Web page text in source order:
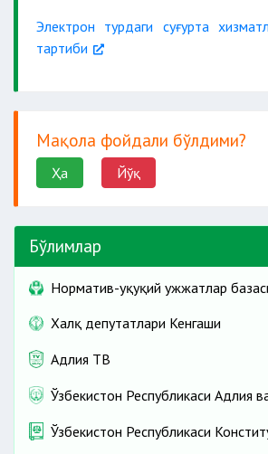
Электрон турдаги суғурта
тартиби
Мақола фойдали бўлдими?
Ҳа Йўқ
Бўлимлар
Норматив-ҳуқуқий ҳужжатлар
Халқ депутатлари Кенгаши
Адлия ТВ
Ўзбекистон Республикаси Адлия
Ўзбекистон Республикаси